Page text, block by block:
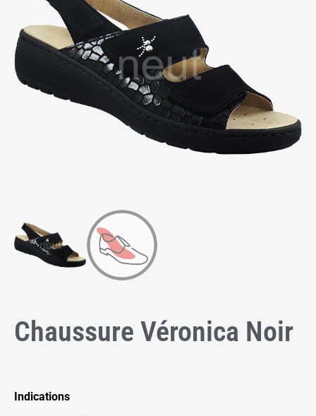
Chaussure Véronica Noir
Indications